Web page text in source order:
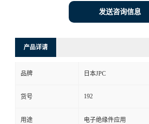
发送咨询信息
产品详请
品牌 日本JPC
货号 192
用途 电子绝缘件应用